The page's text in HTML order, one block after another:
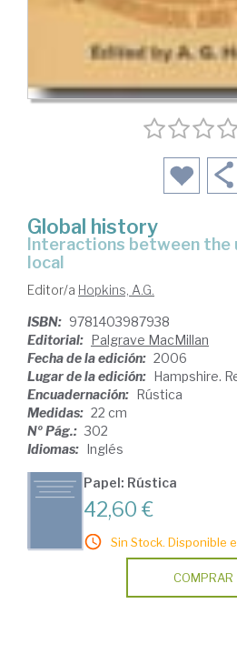
Global history
local
Editor/a Hopkins, A.G.
ISBN: 9781403987938
Editorial: Palgrave MacMillan
Fecha de la edición: 2006
Lugar de la edición: Hampshire.
Encuadernación: Rústica
Medidas: 22 cm
Nº Pág.: 302
Idiomas: Inglés
Papel: Rústica
42,60 €
Sin Stock. Disponible
COMPRAR